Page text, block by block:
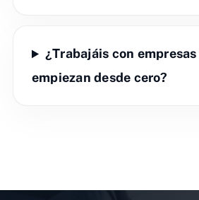
¿Trabajáis con
empiezan desde cero?